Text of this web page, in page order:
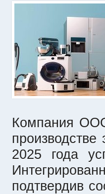
Компания
2025 года
подтвердив